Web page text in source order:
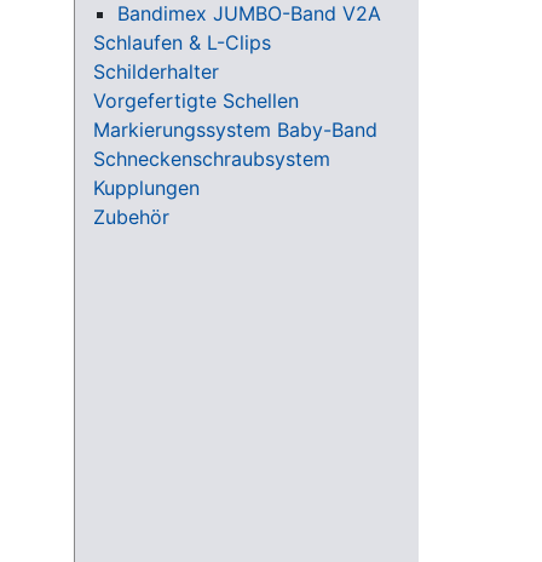
Bandimex JUMBO-Band V2A
Schlaufen & L-Clips
Schilderhalter
Vorgefertigte Schellen
Markierungssystem Baby-Band
Schneckenschraubsystem
Kupplungen
Zubehör